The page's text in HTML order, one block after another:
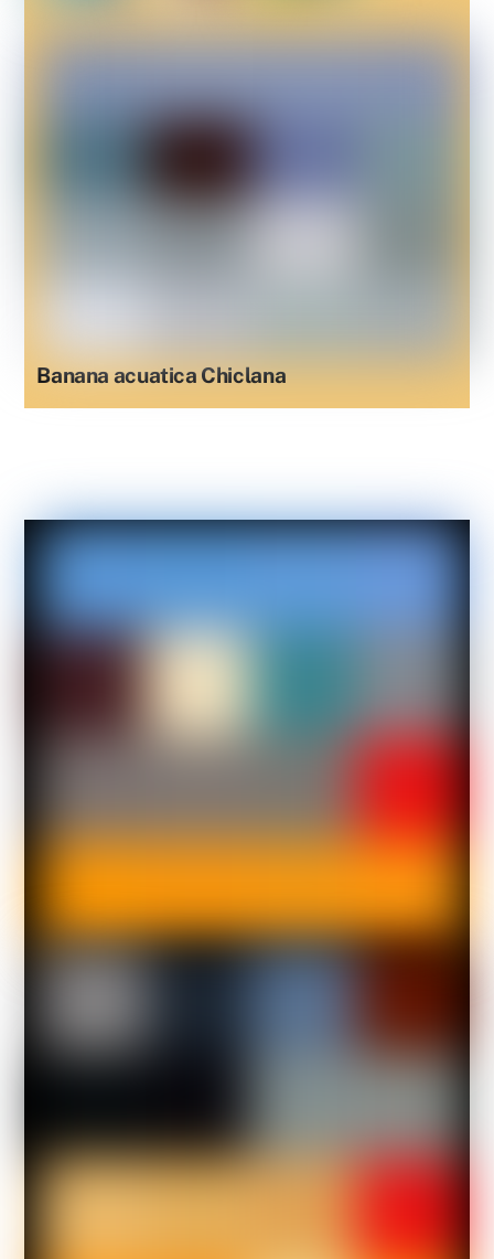
Banana acuatica Chiclana